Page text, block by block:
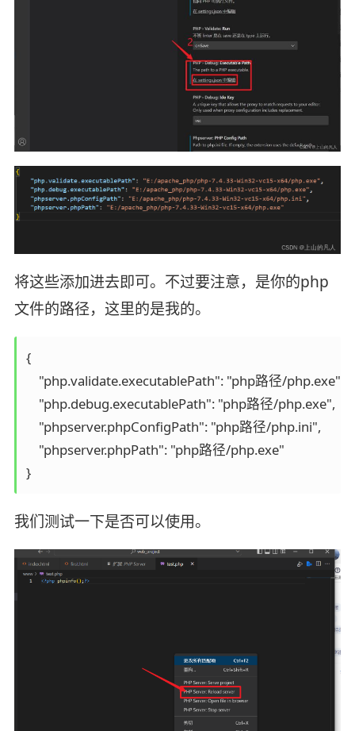
将这些添加进去即可。不过要注意，是你的php
文件的路径，这里的是我的。
{
    "php.validate.executablePath": "php路径/php.exe",
    "php.debug.executablePath": "php路径/php.exe",
    "phpserver.phpConfigPath": "php路径/php.ini",
    "phpserver.phpPath": "php路径/php.exe"
}
我们测试一下是否可以使用。